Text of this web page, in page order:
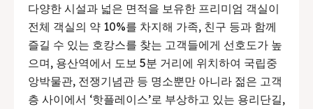
다양한 시설과 넓은 면적을 보유한 프리미엄 객실이
전체 객실의 약 10%를 차지해 가족, 친구 등과 함께
즐길 수 있는 호캉스를 찾는 고객들에게 선호도가 높
으며, 용산역에서 도보 5분 거리에 위치하여 국립중
앙박물관, 전쟁기념관 등 명소뿐만 아니라 젊은 고객
층 사이에서 ‘핫플레이스’로 부상하고 있는 용리단길,